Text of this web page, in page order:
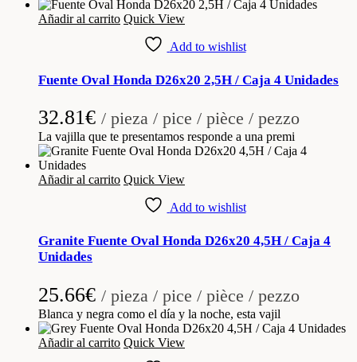
Añadir al carrito Quick View
Add to wishlist
Fuente Oval Honda D26x20 2,5H / Caja 4 Unidades
32.81€ / pieza / pice / pièce / pezzo
La vajilla que te presentamos responde a una premi
Añadir al carrito Quick View
Add to wishlist
Granite Fuente Oval Honda D26x20 4,5H / Caja 4
Unidades
25.66€ / pieza / pice / pièce / pezzo
Blanca y negra como el día y la noche, esta vajil
Añadir al carrito Quick View